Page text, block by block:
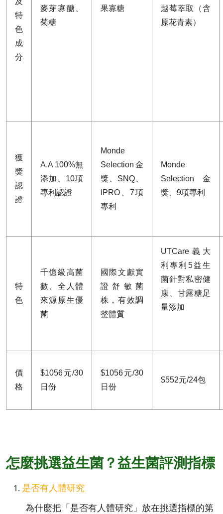
特
色
成
分
麥芽寡醣、
菊糖
果寡糖
越莓萃取（含
原花青素）
獲
獎
認
證
A.A 100%無
添加、10項
專利認證
Monde
Selection金
獎、SNQ、
IPRO、7項
專利
Monde
Selection金
獎、9項專利
特
色
千億級高菌
數、全人體
來源原生優
菌
國際文獻實
證舒敏菌
株，有效調
整體質
UTCare義大
利專利5益生
菌針對私密健
康、甘露糖足
量添加
價
格
$1056元/30
日份
$1056元/30
日份
$552元/24包
怎麼挑選益生菌？益生菌評測指標
是否有人體研究
為什麼把「是否有人體研究」放在挑選指標的第